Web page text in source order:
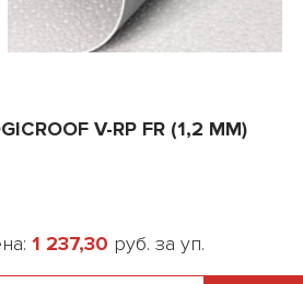
V-RP FR (1,2 ММ)
1 237,30 руб. за уп.